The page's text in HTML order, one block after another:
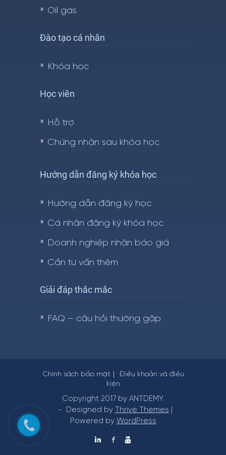
Oil gas
Đào tạo cá nhân
Khóa học
Học viên
Hỗ trợ
Chứng nhận sau khóa học
Hướng dẫn đăng ký khóa học
Hướng dẫn đăng ký học
Cá nhân đăng ký khóa học
Doanh nghiệp nhận báo giá
Cần tư vấn thêm
Giải đáp thắc mắc
FAQ – câu hỏi thường gặp
Chính sách bảo mật
Điều khoản và điều
kiện
Copyright 2017 by ANTDEMY.
- Designed by
Thrive Themes
Powered by WordPress